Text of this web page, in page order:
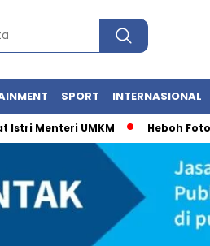
SPORT INTERNASIONAL
UMKM Heboh Foto Mesra!